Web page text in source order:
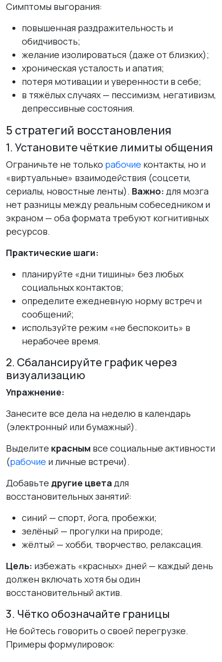
Симптомы выгорания:
повышенная раздражительность и
обидчивость;
желание изолироваться (даже от близких);
хроническая усталость и апатия;
потеря мотивации и уверенности в себе;
в тяжёлых случаях — пессимизм, негативизм,
депрессивные состояния.
5 стратегий восстановления
1. Установите чёткие лимиты общения
Ограничьте не только рабочие контакты, но и
«виртуальные» взаимодействия (соцсети,
сериалы, новостные ленты). Важно: для мозга
нет разницы между реальным собеседником и
экраном — оба формата требуют когнитивных
ресурсов.
Практические шаги:
планируйте «дни тишины» без любых
социальных контактов;
определите ежедневную норму встреч и
сообщений;
используйте режим «не беспокоить» в
нерабочее время.
2. Сбалансируйте график через
визуализацию
Упражнение:
Занесите все дела на неделю в календарь
(электронный или бумажный).
Выделите красным все социальные активности
(рабочие и личные встречи).
Добавьте другие цвета для
восстановительных занятий:
синий — спорт, йога, пробежки;
зелёный — прогулки на природе;
жёлтый — хобби, творчество, релаксация.
Цель: избежать «красных» дней — каждый день
должен включать хотя бы один
восстановительный актив.
3. Чётко обозначайте границы
Не бойтесь говорить о своей перегрузке.
Примеры формулировок: